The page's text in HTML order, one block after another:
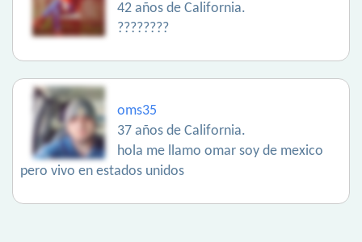
42 años de California.
????????
oms35
37 años de California.
hola me llamo omar soy de mexico
pero vivo en estados unidos